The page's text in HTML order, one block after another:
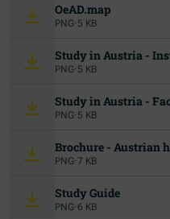
OeAD.map
PNG· 5 KB
Study in Austria -
PNG· 5 KB
Study in Austria -
PNG· 5 KB
Brochure - Austrian
PNG· 7 KB
Study Guide
PNG·6 KB